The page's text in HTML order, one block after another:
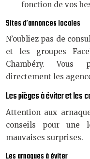
fonction de vos
Sites d’annonces locales
N’oubliez pas de
et les groupes
Chambéry. Vous
directement les
Les pièges à éviter et les
Attention aux
conseils pour une
mauvaises surprises.